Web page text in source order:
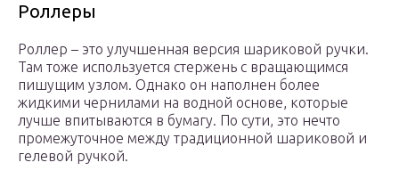
Роллеры
Роллер – это улучшенная версия шариковой ручки.
Там тоже используется стержень с вращающимся
пишущим узлом. Однако он наполнен более
жидкими чернилами на водной основе, которые
лучше впитываются в бумагу. По сути, это нечто
промежуточное между традиционной шариковой и
гелевой ручкой.